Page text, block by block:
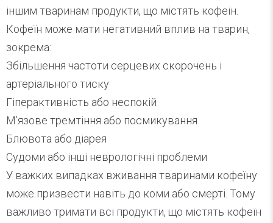
іншим тваринам продукти, що містять кофеїн.
Кофеїн може мати негативний вплив на тварин,
зокрема:
Збільшення частоти серцевих скорочень і
артеріального тиску
Гіперактивність або неспокій
М’язове тремтіння або посмикування
Блювота або діарея
Судоми або інші неврологічні проблеми
У важких випадках вживання тваринами кофеїну
може призвести навіть до коми або смерті. Тому
важливо тримати всі продукти, що містять кофеїн